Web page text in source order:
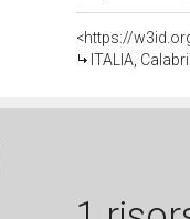
<https://
ITALIA,